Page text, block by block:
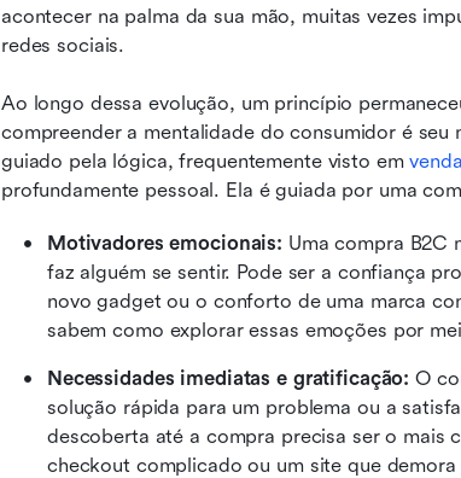
acontecer na palma da sua mão, muitas vezes
redes sociais.
Ao longo dessa evolução, um princípio
compreender a mentalidade do consumidor é
guiado pela lógica, frequentemente visto em
profundamente pessoal. Ela é guiada por uma
Motivadores emocionais: Uma compra B2C
faz alguém se sentir. Pode ser a confiança
novo gadget ou o conforto de uma marca
sabem como explorar essas emoções por
Necessidades imediatas e gratificação: O
solução rápida para um problema ou a
descoberta até a compra precisa ser o mais
checkout complicado ou um site que